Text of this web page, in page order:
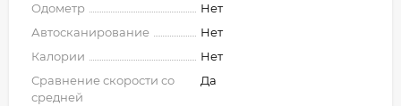
Одометр
Нет
Автосканирование
Нет
Калории
Нет
Сравнение скорости со
средней
Да